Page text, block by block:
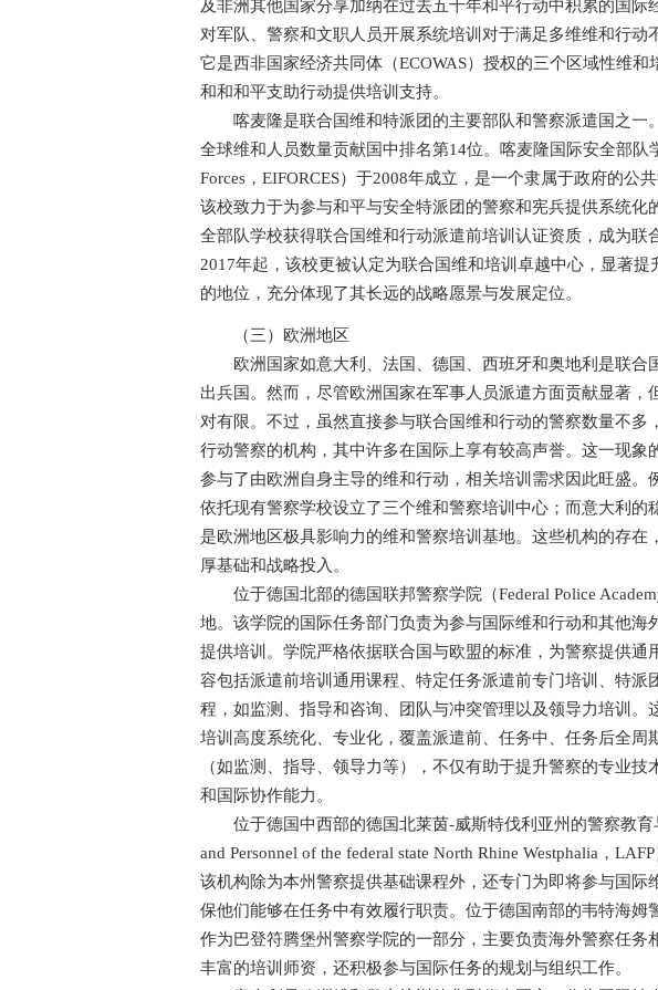
及非洲其他国家分享加纳在过去五十年和平行动中积累的国际
对军队、警察和文职人员开展系统培训对于满足多维维和行动
它是西非国家经济共同体（ECOWAS）授权的三个区域性维
和和和平支助行动提供培训支持。
喀麦隆是联合国维和特派团的主要部队和警察派遣国之一
全球维和人员数量贡献国中排名第14位。喀麦隆国际安全部队
Forces，EIFORCES）于2008年成立，是一个隶属于政府的公
该校致力于为参与和平与安全特派团的警察和宪兵提供系统化
全部队学校获得联合国维和行动派遣前培训认证资质，成为联
2017年起，该校更被认定为联合国维和培训卓越中心，显著
的地位，充分体现了其长远的战略愿景与发展定位。
（三）欧洲地区
欧洲国家如意大利、法国、德国、西班牙和奥地利是联合
出兵国。然而，尽管欧洲国家在军事人员派遣方面贡献显著，
对有限。不过，虽然直接参与联合国维和行动的警察数量不多
行动警察的机构，其中许多在国际上享有较高声誉。这一现象
参与了由欧洲自身主导的维和行动，相关培训需求因此旺盛。
依托现有警察学校设立了三个维和警察培训中心；而意大利的
是欧洲地区极具影响力的维和警察培训基地。这些机构的存在
厚基础和战略投入。
位于德国北部的德国联邦警察学院（Federal Police
地。该学院的国际任务部门负责为参与国际维和行动和其他海
提供培训。学院严格依据联合国与欧盟的标准，为警察提供通
容包括派遣前培训通用课程、特定任务派遣前专门培训、特派
程，如监测、指导和咨询、团队与冲突管理以及领导力培训。
培训高度系统化、专业化，覆盖派遣前、任务中、任务后全周
（如监测、指导、领导力等），不仅有助于提升警察的专业
和国际协作能力。
位于德国中西部的德国北莱茵-威斯特伐利亚州的警察教育
and Personnel of the federal state North Rhine Westphalia，
该机构除为本州警察提供基础课程外，还专门为即将参与国际
保他们能够在任务中有效履行职责。位于德国南部的韦特海姆
作为巴登符腾堡州警察学院的一部分，主要负责海外警察任务
丰富的培训师资，还积极参与国际任务的规划与组织工作。